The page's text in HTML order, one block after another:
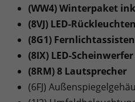
(WW4) Winterpaket
(8VJ) LED-Rückleuchten
(8G1)
(8IX) LED-
(8RM) 8 Lautsprecher
(6FJ)